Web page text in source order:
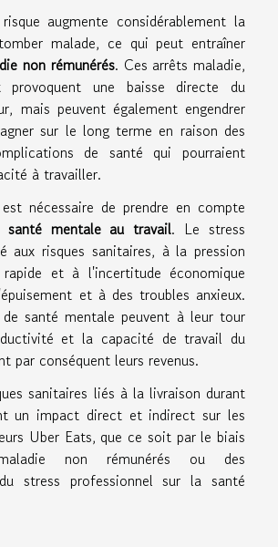
augmente considérablement la
malade, ce qui peut entraîner
non rémunérés. Ces arrêts maladie,
provoquent une baisse directe du
mais peuvent également engendrer
sur le long terme en raison des
de santé qui pourraient
à travailler.
nécessaire de prendre en compte
santé mentale au travail. Le stress
aux risques sanitaires, à la pression
et à l'incertitude économique
et à des troubles anxieux.
de santé mentale peuvent à leur tour
et la capacité de travail du
par conséquent leurs revenus.
sanitaires liés à la livraison durant
un impact direct et indirect sur les
Uber Eats, que ce soit par le biais
non rémunérés ou des
stress professionnel sur la santé